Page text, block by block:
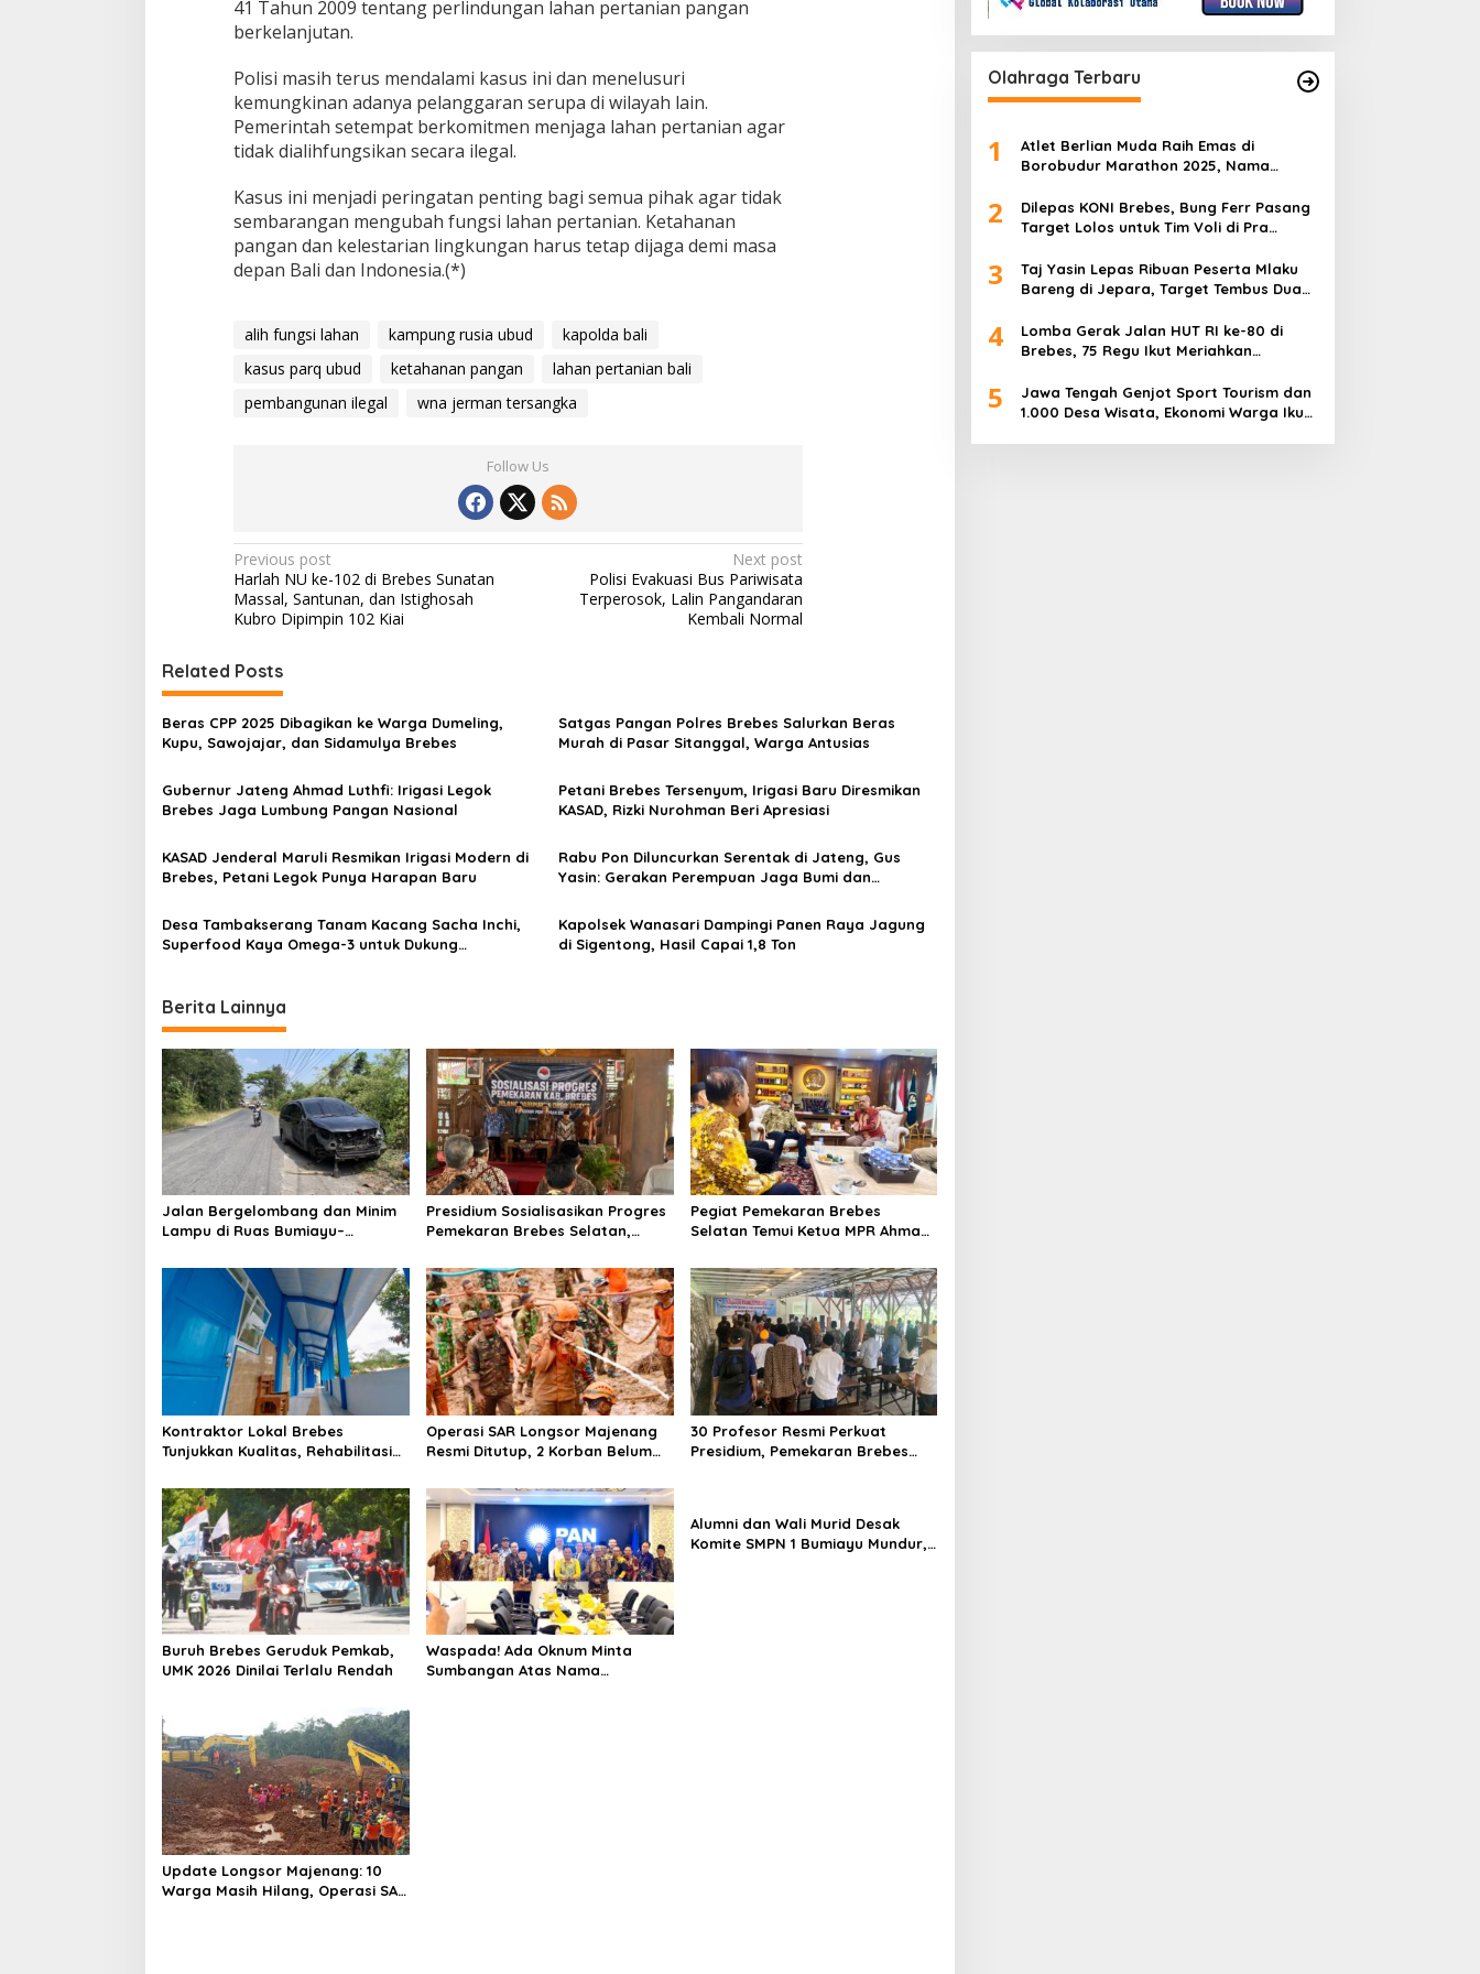
41 Tahun 2009 tentang perlindungan lahan pertanian pangan
berkelanjutan.
Polisi masih terus mendalami kasus ini dan menelusuri
kemungkinan adanya pelanggaran serupa di wilayah lain.
Pemerintah setempat berkomitmen menjaga lahan pertanian agar
tidak dialihfungsikan secara ilegal.
Kasus ini menjadi peringatan penting bagi semua pihak agar tidak
sembarangan mengubah fungsi lahan pertanian. Ketahanan
pangan dan kelestarian lingkungan harus tetap dijaga demi masa
depan Bali dan Indonesia.(*)
alih fungsi lahan kampung rusia ubud
kapolda bali
kasus parq ubud
ketahanan pangan
lahan pertanian bali
pembangunan ilegal
wna jerman tersangka
Follow Us
P
o
s
t
n
a
v
g
a
t
o
Previous post
Harlah NU ke-102 di Brebes Sunatan
Massal, Santunan, dan Istighosah
Kubro Dipimpin 102 Kiai
Next post
Polisi Evakuasi Bus Pariwisata
Terperosok, Lalin Pangandaran
Kembali Normal
Related Posts
Beras CPP 2025 Dibagikan ke Warga Dumeling,
Kupu, Sawojajar, dan Sidamulya Brebes
Satgas Pangan Polres Brebes Salurkan Beras
Murah di Pasar Sitanggal, Warga Antusias
Gubernur Jateng Ahmad Luthfi: Irigasi Legok
Brebes Jaga Lumbung Pangan Nasional
Petani Brebes Tersenyum, Irigasi Baru Diresmikan
KASAD, Rizki Nurohman Beri Apresiasi
KASAD Jenderal Maruli Resmikan Irigasi Modern di
Brebes, Petani Legok Punya Harapan Baru
Rabu Pon Diluncurkan Serentak di Jateng, Gus
Yasin: Gerakan Perempuan Jaga Bumi dan
Desa Tambakserang Tanam Kacang Sacha Inchi,
Superfood Kaya Omega-3 untuk Dukung
Kapolsek Wanasari Dampingi Panen Raya Jagung
di Sigentong, Hasil Capai 1,8 Ton
Berita Lainnya
Jalan Bergelombang dan Minim
Lampu di Ruas Bumiayu–
Innova Hantam Pohon di
Bantarkawung
Presidium Sosialisasikan Progres
Pemekaran Brebes Selatan,
Jateng Jadi Tahap Berikutnya
Pegiat Pemekaran Brebes
Selatan Temui Ketua MPR Ahmad
Berkas ke Provinsi
Kontraktor Lokal Brebes
Tunjukkan Kualitas, Rehabilitasi
Rampung
Operasi SAR Longsor Majenang
Resmi Ditutup, 2 Korban Belum
30 Profesor Resmi Perkuat
Presidium, Pemekaran Brebes
Buruh Brebes Geruduk Pemkab,
UMK 2026 Dinilai Terlalu Rendah
Waspada! Ada Oknum Minta
Sumbangan Atas Nama
Alumni dan Wali Murid Desak
Komite SMPN 1 Bumiayu Mundur,
Update Longsor Majenang: 10
Warga Masih Hilang, Operasi SAR
Olahraga Terbaru
1
Atlet Berlian Muda Raih Emas di
Borobudur Marathon 2025, Nama
2
Dilepas KONI Brebes, Bung Ferr Pasang
Target Lolos untuk Tim Voli di Pra
3
Taj Yasin Lepas Ribuan Peserta Mlaku
Bareng di Jepara, Target Tembus Dua
4
Lomba Gerak Jalan HUT RI ke-80 di
Brebes, 75 Regu Ikut Meriahkan
5
Jawa Tengah Genjot Sport Tourism dan
1.000 Desa Wisata, Ekonomi Warga Ikut